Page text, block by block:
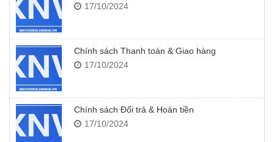
17/10/2024
Chính sách Thanh toán & Giao hàng
17/10/2024
Chính sách Đổi trả & Hoàn tiền
17/10/2024